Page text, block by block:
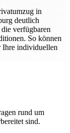
in
deutlich
verfügbaren
So können
Ihre individuellen
rund um
sind.